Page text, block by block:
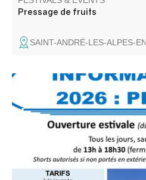
Pressage de fruits
SAINT-ANDRÉ-LES-ALPES-EN
La piscine d'Annot organise
pour les enfants (jusqu'à 16